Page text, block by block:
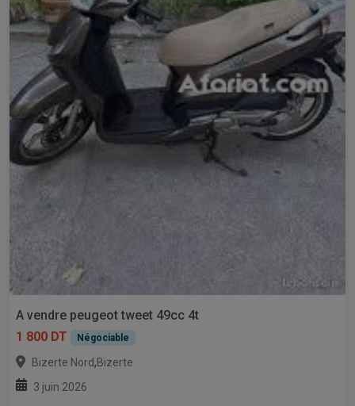
A vendre peugeot tweet 49cc 4t
1 800 DT
Négociable
Bizerte Nord,Bizerte
3 juin 2026